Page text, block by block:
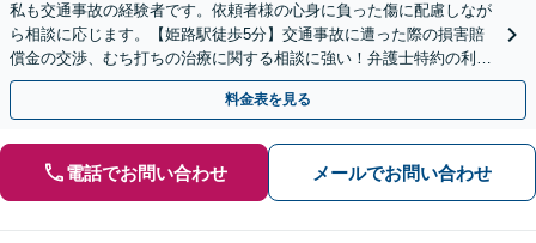
私も交通事故の経験者です。依頼者様の心身に負った傷に配慮しなが
ら相談に応じます。【姫路駅徒歩5分】交通事故に遭った際の損害賠
償金の交渉、むち打ちの治療に関する相談に強い！弁護士特約の利用
OK。難しい交渉はお任せください。
料金表を見る
電話でお問い合わせ メールでお問い合わせ